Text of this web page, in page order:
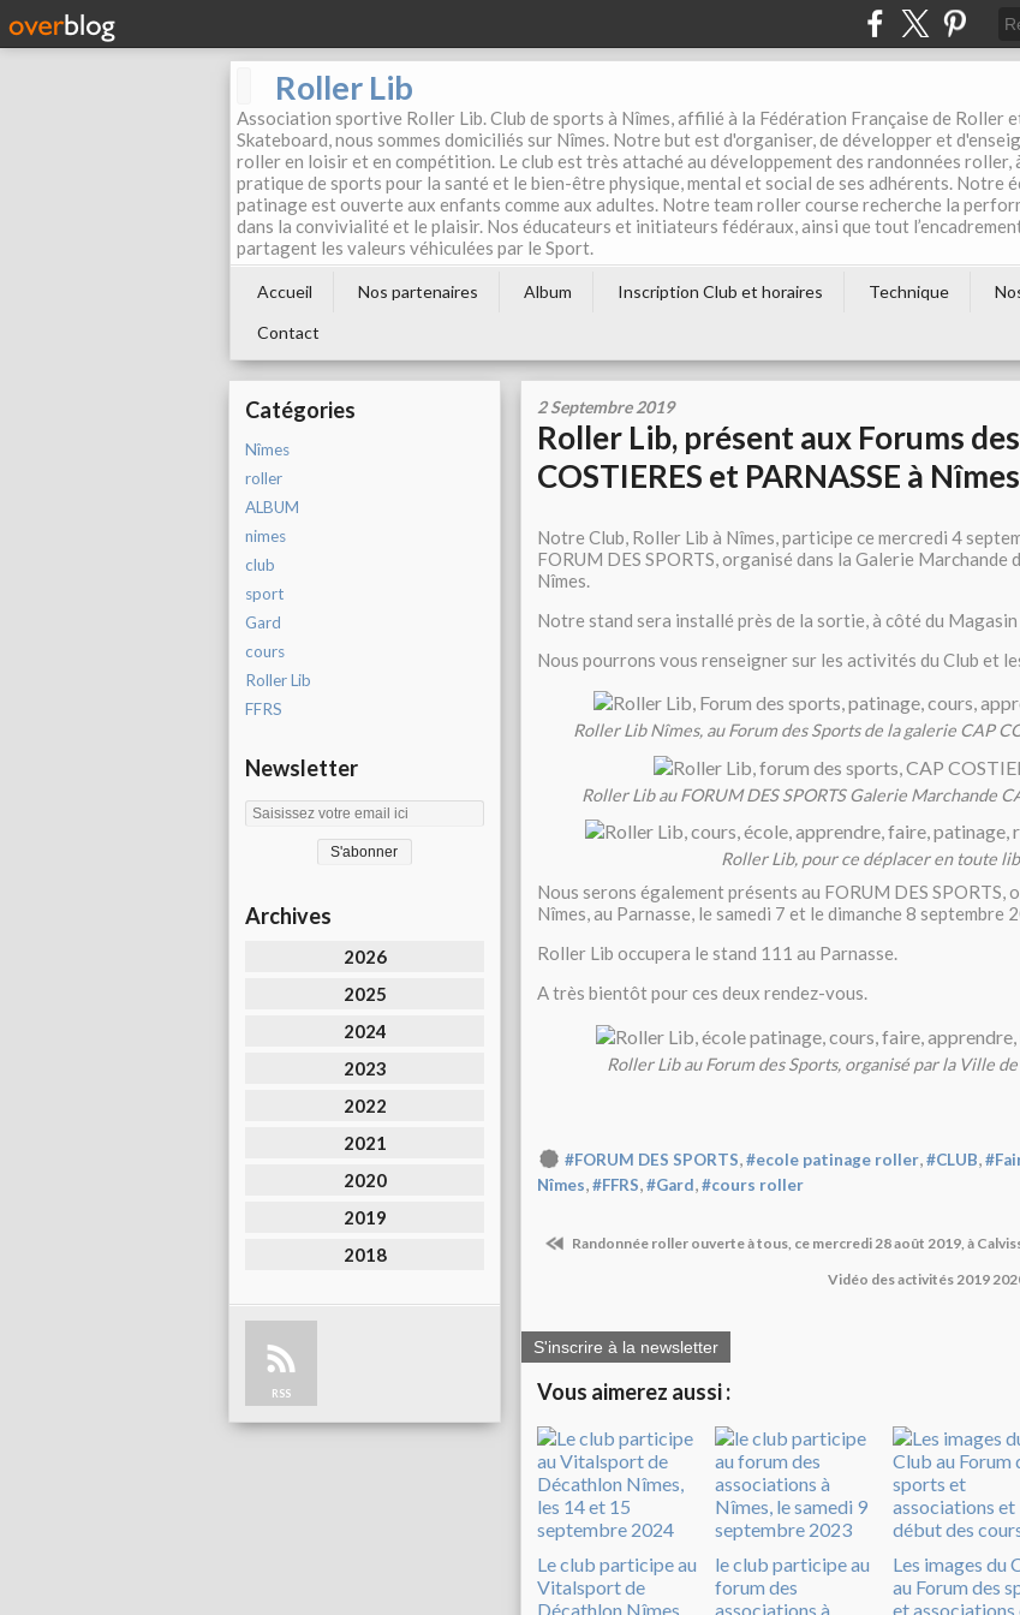
Roller Lib
Association sportive Roller Lib. Club de sports à Nîmes, affilié à la Fédération Française de Roller
Skateboard, nous sommes domiciliés sur Nîmes. Notre but est d'organiser, de développer et
roller en loisir et en compétition. Le club est très attaché au développement des randonnées roller,
pratique de sports pour la santé et le bien-être physique, mental et social de ses adhérents. Notre
patinage est ouverte aux enfants comme aux adultes. Notre team roller course recherche la
dans la convivialité et le plaisir. Nos éducateurs et initiateurs fédéraux, ainsi que tout
partagent les valeurs véhiculées par le Sport.
Accueil Nos partenaires Album Inscription Club et horaires Technique
Contact
Catégories
Nîmes
roller
ALBUM
nimes
club
sport
Gard
cours
Roller Lib
FFRS
Newsletter
Archives
2026
2025
2024
2023
2022
2021
2020
2019
2018
RSS
2 Septembre 2019
Roller Lib, présent aux Forums
COSTIERES et PARNASSE à Nîmes
Notre Club, Roller Lib à Nîmes, participe ce mercredi 4
FORUM DES SPORTS, organisé dans la Galerie Marchande
Nîmes.
Notre stand sera installé près de la sortie, à côté du Magasin
Nous pourrons vous renseigner sur les activités du Club et
Roller Lib Nîmes, au Forum des Sports de la galerie CAP
Roller Lib au FORUM DES SPORTS Galerie Marchande
Roller Lib, pour ce déplacer en toute
Nous serons également présents au FORUM DES SPORTS,
Nîmes, au Parnasse, le samedi 7 et le dimanche 8 septembre
Roller Lib occupera le stand 111 au Parnasse.
A très bientôt pour ces deux rendez-vous.
Roller Lib au Forum des Sports, organisé par la Ville
#FORUM DES SPORTS,#ecole patinage roller,#CLUB,
Nîmes,#FFRS,#Gard,#cours roller
Randonnée roller ouverte à tous, ce mercredi 28 août 2019, à
Vidéo des activités 2019
S'inscrire à la newsletter
Vous aimerez aussi :
Le club participe au
Vitalsport de
Décathlon Nîmes,
le club participe au
forum des
associations à
Les images du
au Forum des
et associations